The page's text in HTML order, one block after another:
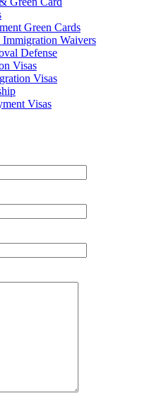
Green Cards
Waivers
Defense
Visas
Visas
Visas